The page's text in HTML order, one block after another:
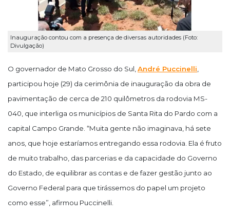
Inauguração contou com a presença de diversas autoridades (Foto:
Divulgação)
O governador de Mato Grosso do Sul, André Puccinelli
participou hoje (29) da cerimônia de inauguração da obra de
pavimentação de cerca de 210 quilômetros da rodovia MS-
040, que interliga os municípios de Santa Rita do Pardo com a
capital Campo Grande. “Muita gente não imaginava, há sete
anos, que hoje estaríamos entregando essa rodovia. Ela é fruto
de muito trabalho, das parcerias e da capacidade do Governo
do Estado, de equilibrar as contas e de fazer gestão junto ao
Governo Federal para que tirássemos do papel um projeto
como esse”, afirmou Puccinelli.